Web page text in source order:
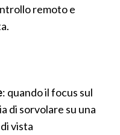
remoto e
: quando il focus sul
di sorvolare su una
vista